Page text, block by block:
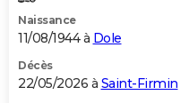
COPAINS D'AVANT
S'inscrire
Se connecter
Lycées
Collèges
Primaires
Universités
Entreprises
Service militaire
Avis de recherche
AVIS DE DÉCÈS
Naissance
11/08/1944 à Dole
Décès
22/05/2026 à Saint-Firmin